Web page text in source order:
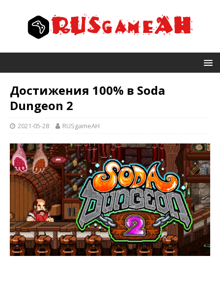
Достижения 100% в Soda
Dungeon 2
2021-05-28 RUSgameAH